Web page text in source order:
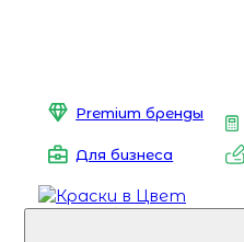
Premium бренды
Для бизнеса